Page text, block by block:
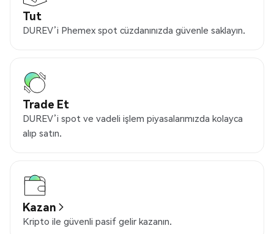
Tut
DUREV’i Phemex spot cüzdanınızda güvenle saklayın.
Trade Et
DUREV’i spot ve vadeli işlem piyasalarımızda kolayca
alıp satın.
Kazan
Kripto ile güvenli pasif gelir kazanın.